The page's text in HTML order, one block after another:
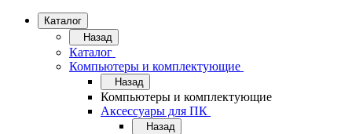
Каталог
Назад
Каталог
Компьютеры и комплектующие
Назад
Компьютеры и комплектующие
Аксессуары для ПК
Назад